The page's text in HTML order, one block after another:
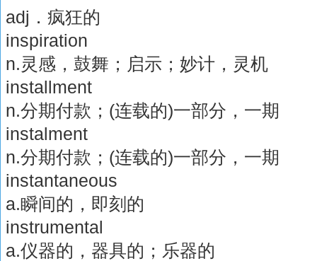
adj．疯狂的
inspiration
n.灵感，鼓舞；启示；妙计，灵机
installment
n.分期付款；(连载的)一部分，一期
instalment
n.分期付款；(连载的)一部分，一期
instantaneous
a.瞬间的，即刻的
instrumental
a.仪器的，器具的；乐器的